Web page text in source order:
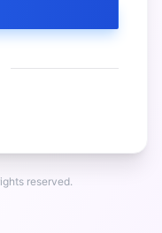
reserved.